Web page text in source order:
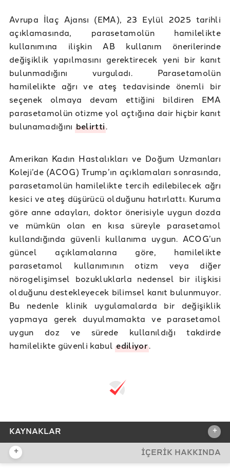
Avrupa İlaç Ajansı (EMA), 23 Eylül 2025 tarihli
açıklamasında, parasetamolün hamilelikte
kullanımına ilişkin AB kullanım önerilerinde
değişiklik yapılmasını gerektirecek yeni bir kanıt
bulunmadığını vurguladı. Parasetamolün
hamilelikte ağrı ve ateş tedavisinde önemli bir
seçenek olmaya devam ettiğini bildiren EMA
parasetamolün otizme yol açtığına dair hiçbir kanıt
bulunamadığını belirtti.
Amerikan Kadın Hastalıkları ve Doğum Uzmanları
Koleji’de (ACOG) Trump’ın açıklamaları sonrasında,
parasetamolün hamilelikte tercih edilebilecek ağrı
kesici ve ateş düşürücü olduğunu hatırlattı. Kuruma
göre anne adayları, doktor önerisiyle uygun dozda
ve mümkün olan en kısa süreyle parasetamol
kullandığında güvenli kullanıma uygun. ACOG’un
güncel açıklamalarına göre, hamilelikte
parasetamol kullanımının otizm veya diğer
nörogelişimsel bozukluklarla nedensel bir ilişkisi
olduğunu destekleyecek bilimsel kanıt bulunmuyor.
Bu nedenle klinik uygulamalarda bir değişiklik
yapmaya gerek duyulmamakta ve parasetamol
uygun doz ve sürede kullanıldığı takdirde
hamilelikte güvenli kabulediliyor.
KAYNAKLAR +
REFERANSLAR
+ İÇERİK HAKKINDA